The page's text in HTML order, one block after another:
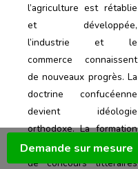
l’agriculture est rétablie
et développée,
l’industrie et le
commerce connaissent
de nouveaux progrès. La
doctrine confucéenne
devient idéologie
orthodoxe. La formation
des talents par la voie
de concours littéraires
Demande sur mesure